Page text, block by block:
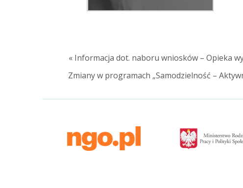
« Informacja dot. naboru wniosków – Opieka
Zmiany w programach „Samodzielność –